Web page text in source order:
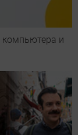
компьютера и